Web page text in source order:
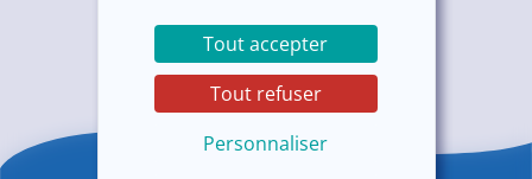
Tout accepter
Tout refuser
Personnaliser